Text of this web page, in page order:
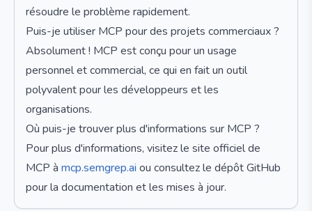
résoudre le problème rapidement.
Puis-je utiliser MCP pour des projets commerciaux ?
Absolument ! MCP est conçu pour un usage
personnel et commercial, ce qui en fait un outil
polyvalent pour les développeurs et les
organisations.
Où puis-je trouver plus d'informations sur MCP ?
Pour plus d'informations, visitez le site officiel de
MCP à mcp.semgrep.ai ou consultez le dépôt GitHub
pour la documentation et les mises à jour.